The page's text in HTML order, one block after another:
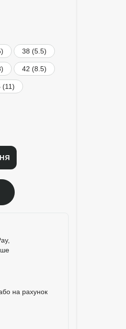
38 (5.5)
42 (8.5)
(11)
на рахунок